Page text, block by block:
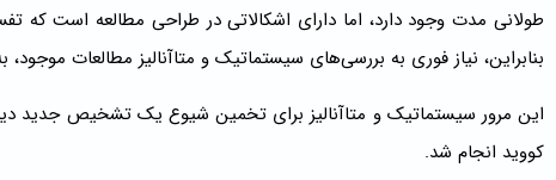
طولانی مدت وجود دارد، اما دارای اشکالاتی در طراحی مطالعه است که
بنابراین، نیاز فوری به بررسی‌های سیستماتیک و متاآنالیز مطالعات موجود،
کووید انجام شد.